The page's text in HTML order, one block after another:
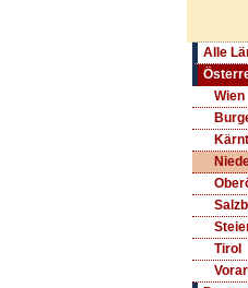
Alle
Wien
Tirol